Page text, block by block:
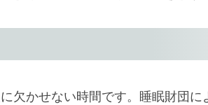
欠かせない時間です。睡眠財団